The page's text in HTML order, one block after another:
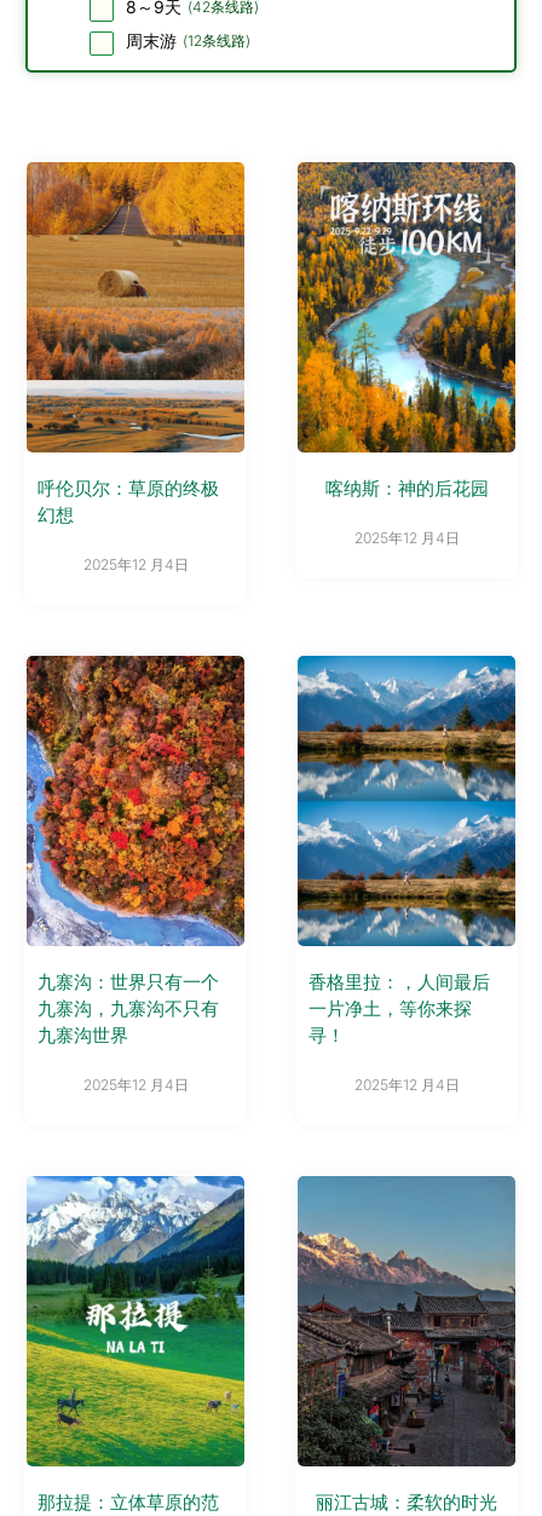
8～9天 (42条线路)
周末游 (12条线路)
呼伦贝尔：草原的终极
幻想
2025年12 月4日
喀纳斯：神的后花园
2025年12 月4日
九寨沟：世界只有一个
九寨沟，九寨沟不只有
九寨沟世界
2025年12 月4日
香格里拉：，人间最后
一片净土，等你来探
寻！
2025年12 月4日
那拉提：立体草原的范
丽江古城：柔软的时光